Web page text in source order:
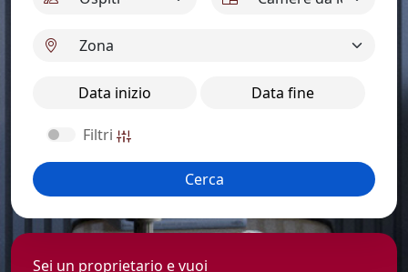
Filtri
Cerca
Sei un proprietario e vuoi